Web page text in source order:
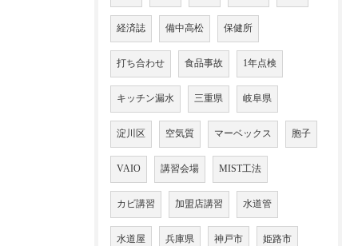
経済誌 備中高松 保健所
打ち合わせ 食品事故 1年点検
キッチン漏水 三重県 岐阜県
淀川区 空気質 マーベックス 胞子
VAIO 講習会場 MIST工法
カビ講習 加盟店講習 水道管
水道屋 兵庫県 神戸市 姫路市